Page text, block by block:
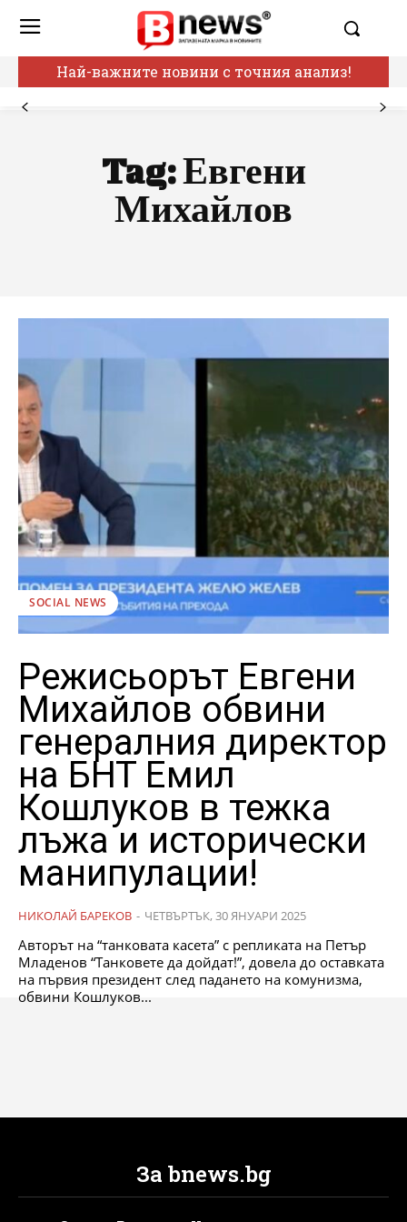
Най-важните новини с точния анализ!
Tag:Евгени
Михайлов
SOCIAL NEWS
Режисьорът Евгени
Михайлов обвини
генералния директор
на БНТ Емил
Кошлуков в тежка
лъжа и исторически
манипулации!
НИКОЛАЙ БАРЕКОВ - ЧЕТВЪРТЪК, 30 ЯНУАРИ 2025
Авторът на “танковата касета” с репликата на Петър
Младенов “Танковете да дойдат!”, довела до оставката
на първия президент след падането на комунизма,
обвини Кошлуков...
За bnews.bg